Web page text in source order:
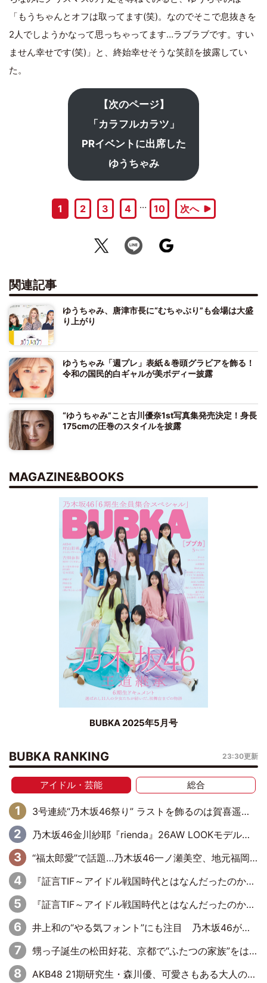
「もうちゃんとオフは取ってます(笑)。なのでそこで息抜きを
2人でしようかなって思っちゃってます…ラブラブです。すい
ません幸せです(笑)」と、終始幸せそうな笑顔を披露してい
た。
【次のページ】
「カラフルカラツ」
PRイベントに出席した
ゆうちゃみ
1 2 3 4 … 10 次へ
関連記事
ゆうちゃみ、唐津市長に“むちゃぶり”も会場は大盛
り上がり
ゆうちゃみ「週プレ」表紙＆巻頭グラビアを飾る！
令和の国民的白ギャルが美ボディー披露
“ゆうちゃみ”こと古川優奈1st写真集発売決定！身長
175cmの圧巻のスタイルを披露
MAGAZINE&BOOKS
BUBKA 2025年5月号
BUBKA RANKING 23:30更新
アイドル・芸能 総合
3号連続“乃木坂46祭り” ラストを飾るのは賀喜遥香…5年ぶりの登場に「5年分大人になった私を見ていただけたら」
乃木坂46金川紗耶『rienda』26AW LOOKモデルに就任
“福太郎愛”で話題…乃木坂46一ノ瀬美空、地元福岡『めんべい25周年トップサポーター』に就任
『証言TIF～アイドル戦国時代とはなんだったのか～』第6回：でんぱ組.inc・古川未鈴×相沢梨紗「『ハロプロやりたかったな』って言ったら、夢眠ねむさんに『てめえはでんぱ組．incなんだよ！』って肩パンされて(笑)」
『証言TIF～アイドル戦国時代とはなんだったのか～』第11回：私立恵比寿中学・真山りか×安本彩花「TIFで10年ぶりのキョンシーメイクをしたら、場を完全に引かせてしまって。時代が変わったんだなって」
井上和の“やる気フォント”にも注目 乃木坂46が挑んだ書道パフォーマンスの舞台裏
甥っ子誕生の松田好花、京都で“ふたつの家族”をはしご！ “母”黒谷友香に見送られ、“父”松岡昌宏とはハシゴ酒
AKB48 21期研究生・森川優、可愛さもある大人の女性に